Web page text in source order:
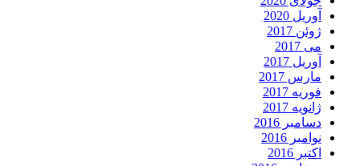
آوریل 2020
ژوئن 2017
می 2017
آوریل 2017
مارس 2017
فوریه 2017
ژانویه 2017
دسامبر 2016
نوامبر 2016
اکتبر 2016